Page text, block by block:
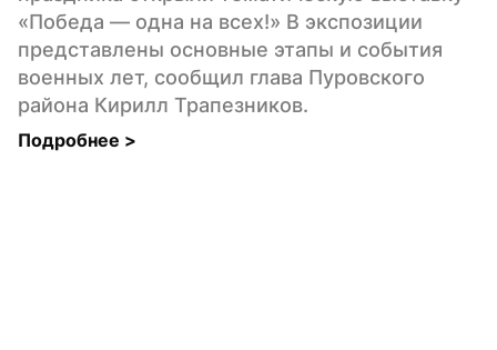
«Победа — одна на всех!» В экспозиции
представлены основные этапы и события
военных лет, сообщил глава Пуровского
района Кирилл Трапезников.
Подробнее >